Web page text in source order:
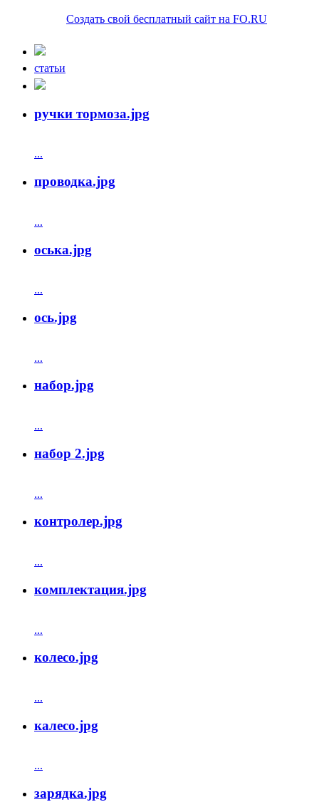
Создать свой бесплатный сайт на FO.RU
статьи
ручки тормоза.jpg
...
проводка.jpg
...
оська.jpg
...
ось.jpg
...
набор.jpg
...
набор 2.jpg
...
контролер.jpg
...
комплектация.jpg
...
колесо.jpg
...
калесо.jpg
...
зарядка.jpg